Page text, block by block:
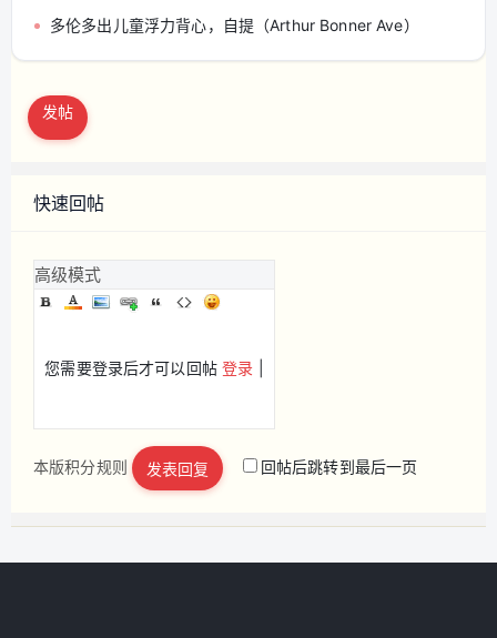
多伦多出儿童浮力背心，自提（Arthur Bonner Ave）
发帖
快速回帖
高级模式
您需要登录后才可以回帖登录
立即注册
本版积分规则 发表回复 回帖后跳转到最后一页